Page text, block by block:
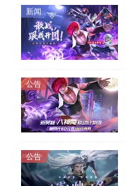
新闻
公告
公告